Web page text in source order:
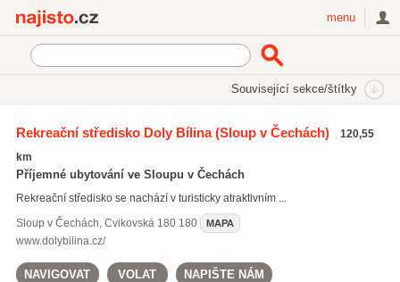
menu
Související sekce/štítky
ubytování na horách
ubytování severní Čechy(1344)
Všechny související štítky
Rekreační středisko Doly Bílina(Sloup v Čechách)
120,55
km
Příjemné ubytování ve Sloupu v Čechách
Rekreační středisko se nachází v turisticky atraktivním ...
Sloup v Čechách, Cvikovská 180 180 MAPA
www.dolybilina.cz/
NAVIGOVAT VOLAT NAPIŠTE NÁM